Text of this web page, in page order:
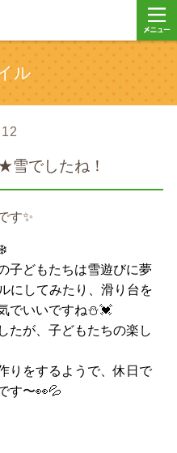
ル
雪でしたね！
す✨
子どもたちは雪遊びに夢
にしてみたり、滑り台を
でいいですね⛄️💓
たが、子どもたちの楽し
りをするようで、休日で
す〜👀💦